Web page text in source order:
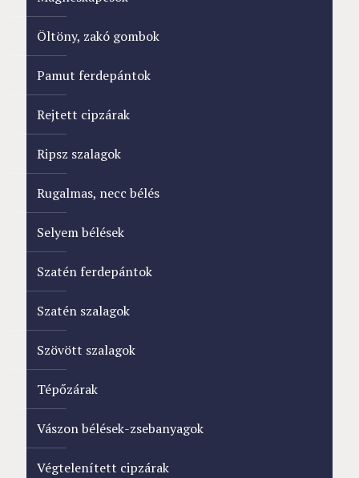
Öltöny, zakó gombok
Pamut ferdepántok
Rejtett cipzárak
Ripsz szalagok
Rugalmas, necc bélés
Selyem bélések
Szatén ferdepántok
Szatén szalagok
Szövött szalagok
Tépőzárak
Vászon bélések-zsebanyagok
Végtelenített cipzárak